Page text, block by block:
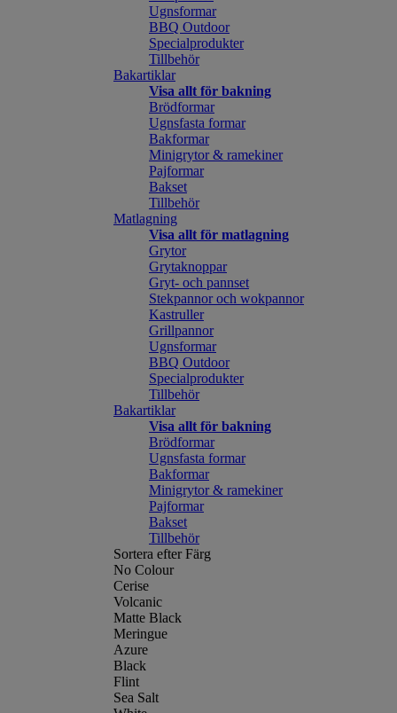
Ugnsformar
BBQ Outdoor
Specialprodukter
Tillbehör
Bakartiklar
Visa allt för bakning
Brödformar
Ugnsfasta formar
Bakformar
Minigrytor & ramekiner
Pajformar
Bakset
Tillbehör
Matlagning
Visa allt för matlagning
Grytor
Grytaknoppar
Gryt- och pannset
Stekpannor och wokpannor
Kastruller
Grillpannor
Ugnsformar
BBQ Outdoor
Specialprodukter
Tillbehör
Bakartiklar
Visa allt för bakning
Brödformar
Ugnsfasta formar
Bakformar
Minigrytor & ramekiner
Pajformar
Bakset
Tillbehör
Sortera efter Färg
No Colour
Cerise
Volcanic
Matte Black
Meringue
Azure
Black
Flint
Sea Salt